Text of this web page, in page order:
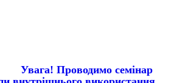
Увага! Проводимо семінар